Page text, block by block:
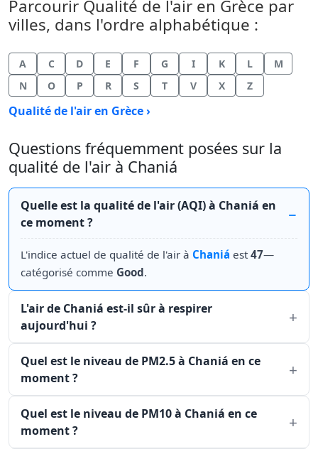
Parcourir Qualité de l'air en Grèce par
villes, dans l'ordre alphabétique :
A C D E F G I K L
M
N
O P R S T V X Z
Qualité de l'air en Grèce ›
Questions fréquemment posées sur la
qualité de l'air à Chaniá
Quelle est la qualité de l'air (AQI) à Chaniá en
ce moment ?
L'indice actuel de qualité de l'air à Chaniá est47—
catégorisé comme Good.
L'air de Chaniá est-il sûr à respirer
aujourd'hui ?
Quel est le niveau de PM2.5 à Chaniá en ce
moment ?
Quel est le niveau de PM10 à Chaniá en ce
moment ?